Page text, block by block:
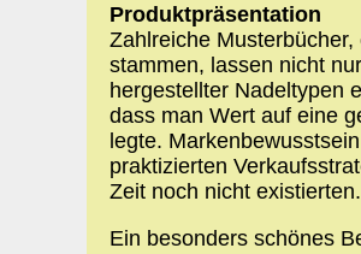
Produktpräsentation
Zahlreiche
stammen, lassen nicht
hergestellter Nadeltypen
dass man Wert auf eine
legte.
praktizierten
Zeit noch nicht existierten.
Ein besonders schönes